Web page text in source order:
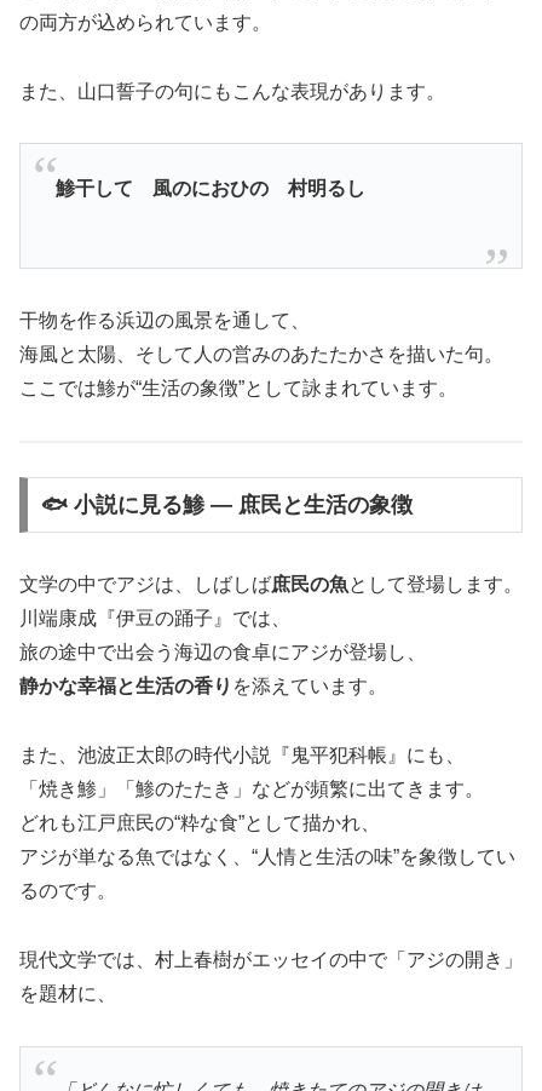
の両方が込められています。
また、山口誓子の句にもこんな表現があります。
鯵干して 風のにおひの 村明るし
干物を作る浜辺の風景を通して、
海風と太陽、そして人の営みのあたたかさを描いた句。
ここでは鯵が“生活の象徴”として詠まれています。
🐟 小説に見る鯵 ― 庶民と生活の象徴
文学の中でアジは、しばしば庶民の魚として登場します。
川端康成『伊豆の踊子』では、
旅の途中で出会う海辺の食卓にアジが登場し、
静かな幸福と生活の香り を添えています。
また、池波正太郎の時代小説『鬼平犯科帳』にも、
「焼き鯵」「鯵のたたき」などが頻繁に出てきます。
どれも江戸庶民の“粋な食”として描かれ、
アジが単なる魚ではなく、“人情と生活の味”を象徴してい
るのです。
現代文学では、村上春樹がエッセイの中で「アジの開き」
を題材に、